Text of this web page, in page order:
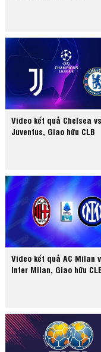
Video kết quả Chelsea vs
Juventus, Giao hữu CLB
Video kết quả AC Milan
Inter Milan, Giao hữu